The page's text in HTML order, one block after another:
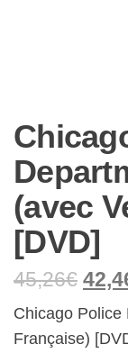
(avec
[DVD]
45,26€
Chicago Police
Française)